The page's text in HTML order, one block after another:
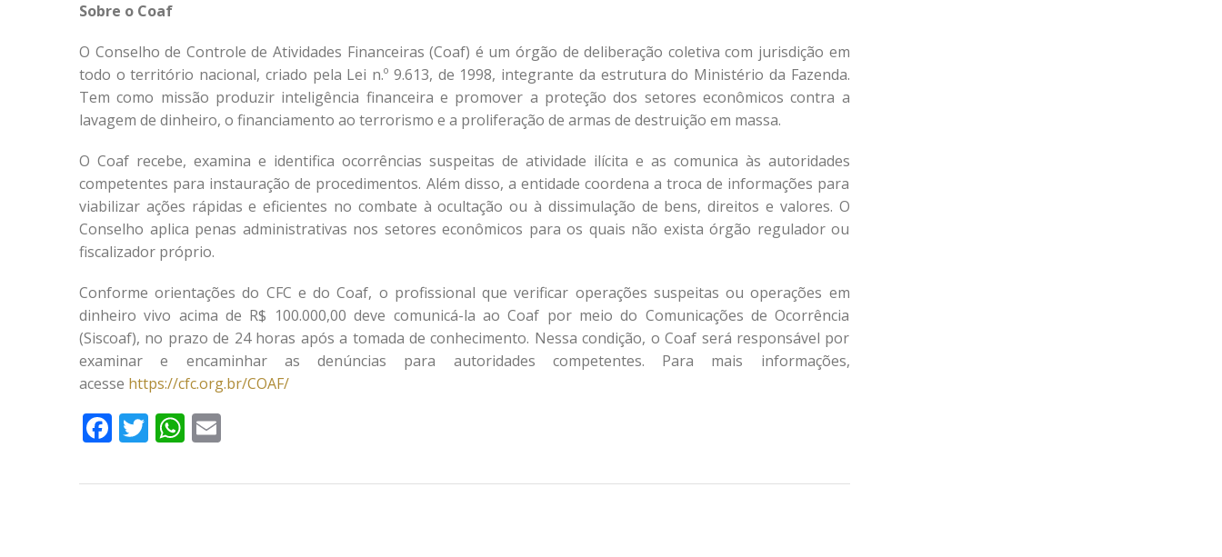
Sobre o Coaf
O Conselho de Controle de Atividades Financeiras (Coaf) é um órgão de deliberação coletiva com jurisdição em
todo o território nacional, criado pela Lei n.º 9.613, de 1998, integrante da estrutura do Ministério da Fazenda.
Tem como missão produzir inteligência financeira e promover a proteção dos setores econômicos contra a
lavagem de dinheiro, o financiamento ao terrorismo e a proliferação de armas de destruição em massa.
O Coaf recebe, examina e identifica ocorrências suspeitas de atividade ilícita e as comunica às autoridades
competentes para instauração de procedimentos. Além disso, a entidade coordena a troca de informações para
viabilizar ações rápidas e eficientes no combate à ocultação ou à dissimulação de bens, direitos e valores. O
Conselho aplica penas administrativas nos setores econômicos para os quais não exista órgão regulador ou
fiscalizador próprio.
Conforme orientações do CFC e do Coaf, o profissional que verificar operações suspeitas ou operações em
dinheiro vivo acima de R$ 100.000,00 deve comunicá-la ao Coaf por meio do Comunicações de Ocorrência
(Siscoaf), no prazo de 24 horas após a tomada de conhecimento. Nessa condição, o Coaf será responsável por
examinar e encaminhar as denúncias para autoridades competentes. Para mais informações,
acesse https://cfc.org.br/COAF/
Facebook
TwitterWhatsApp